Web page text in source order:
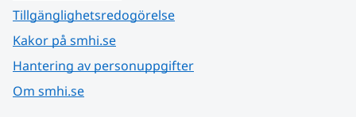
Tillgänglighetsredogörelse
Kakor på smhi.se
Hantering av personuppgifter
Om smhi.se